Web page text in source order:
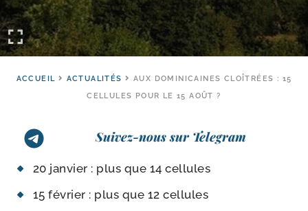
ACCUEIL ACTUALITÉS
AUX DOMINICAINES CLOÎTRÉES : 15
CELLULES POUR LE 15 AOÛT ?
Suivez-nous sur Telegram
20 jan­vier : plus que 14 cellules
15 février : plus que 12 cellules